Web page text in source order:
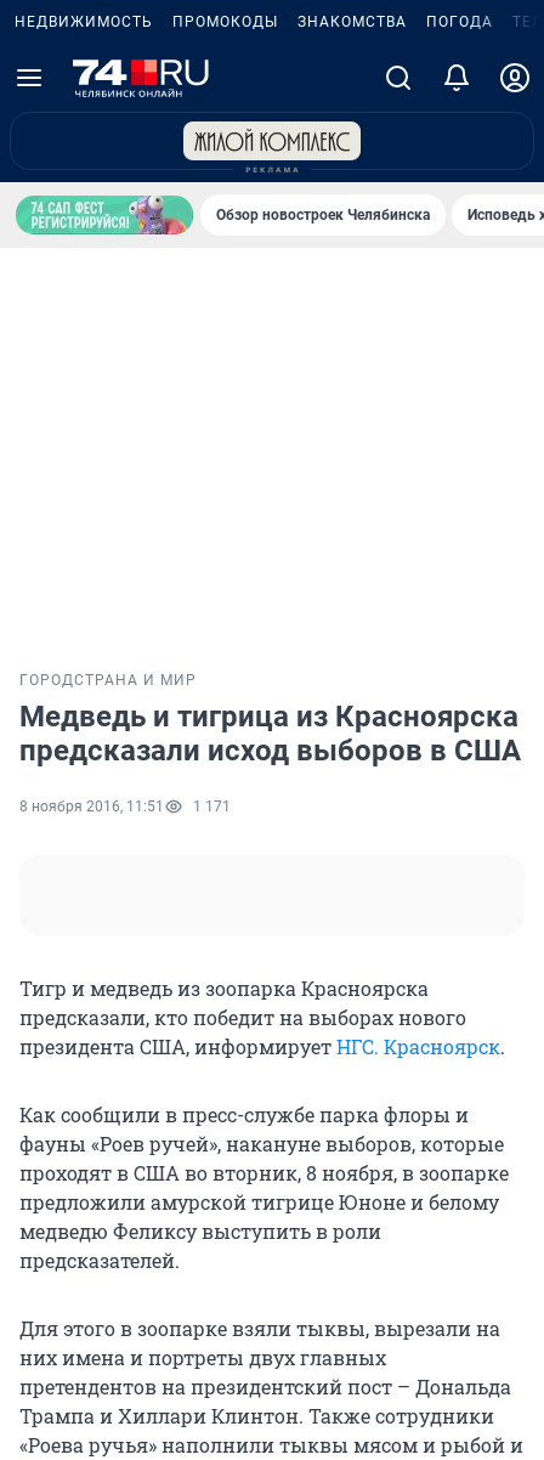
НЕДВИЖИМОСТЬ ПРОМОКОДЫ ЗНАКОМСТВА ПОГОДА
Обзор новостроек Челябинска Исповедь
ГОРОДСТРАНА И МИР
Медведь и тигрица из Красноярска
предсказали исход выборов в США
8 ноября 2016, 11:51 1 171
Тигр и медведь из зоопарка Красноярска
предсказали, кто победит на выборах нового
президента США, информируетНГС. Красноярск.
Как сообщили в пресс-службе парка флоры и
фауны «Роев ручей», накануне выборов, которые
проходят в США во вторник, 8 ноября, в зоопарке
предложили амурской тигрице Юноне и белому
медведю Феликсу выступить в роли
предсказателей.
Для этого в зоопарке взяли тыквы, вырезали на
них имена и портреты двух главных
претендентов на президентский пост – Дональда
Трампа и Хиллари Клинтон. Также сотрудники
«Роева ручья» наполнили тыквы мясом и рыбой и